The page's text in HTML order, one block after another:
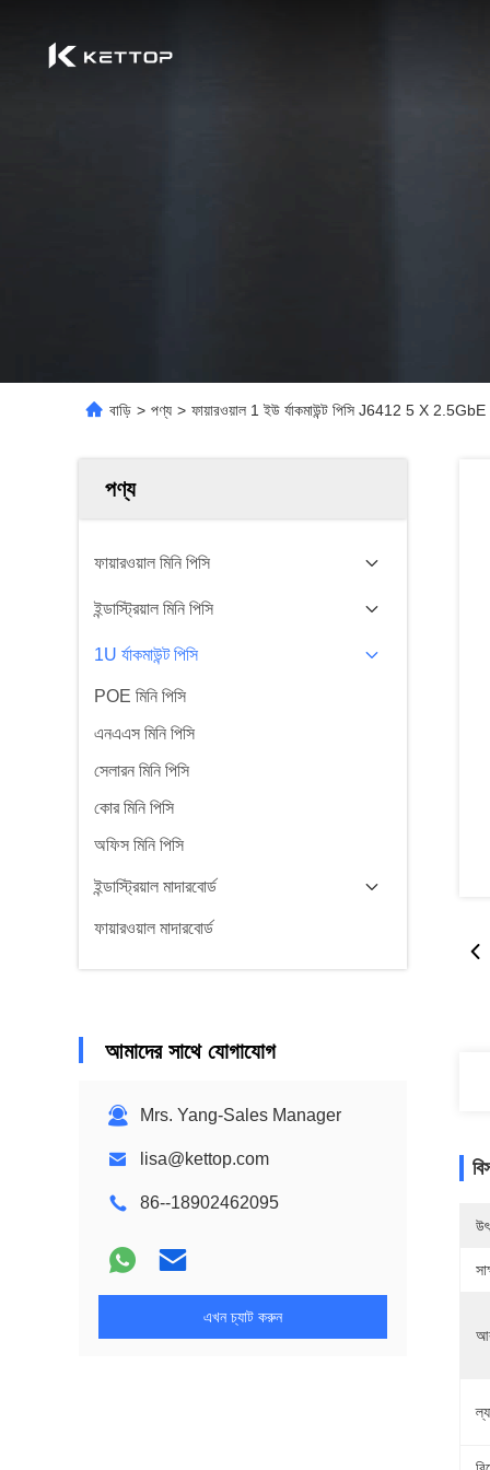
বাড়ি > পণ্য > ফায়ারওয়াল 1 ইউ র্যাকমাউন্ট পিসি J6412 5 X 2.5GbE
পণ্য
ফায়ারওয়াল মিনি পিসি
ইন্ডাস্ট্রিয়াল মিনি পিসি
1U র্যাকমাউন্ট পিসি
POE মিনি পিসি
এনএএস মিনি পিসি
সেলারন মিনি পিসি
কোর মিনি পিসি
অফিস মিনি পিসি
ইন্ডাস্ট্রিয়াল মাদারবোর্ড
ফায়ারওয়াল মাদারবোর্ড
আমাদের সাথে যোগাযোগ
Mrs. Yang-Sales Manager
lisa@kettop.com
86--18902462095
এখন চ্যাট করুন